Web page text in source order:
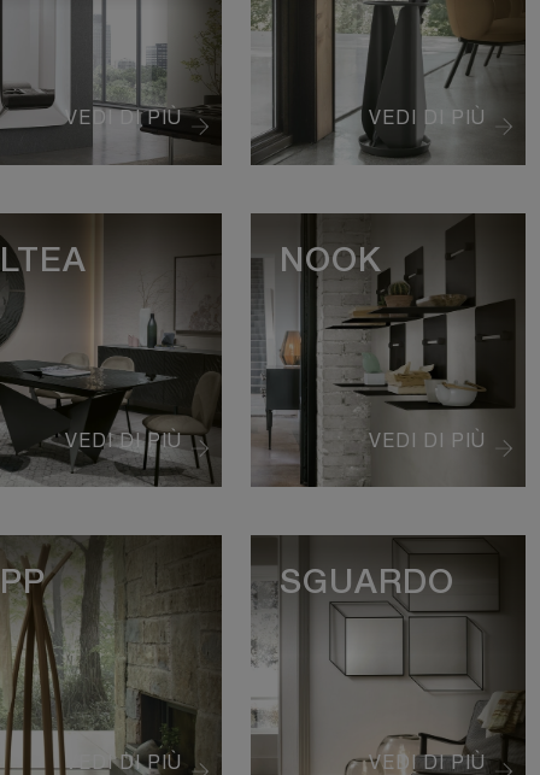
VEDI DI PIÙ VEDI DI PIÙ
VEDI DI PIÙ VEDI DI PIÙ
NOOK
VEDI DI PIÙ VEDI DI PIÙ
SGUARDO